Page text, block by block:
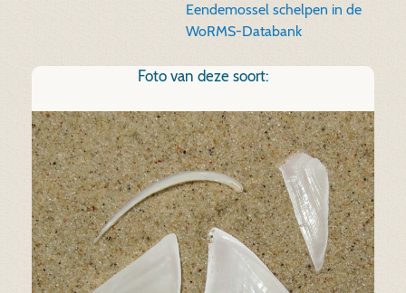
Eendemossel schelpen in de
WoRMS-Databank
Foto van deze soort: